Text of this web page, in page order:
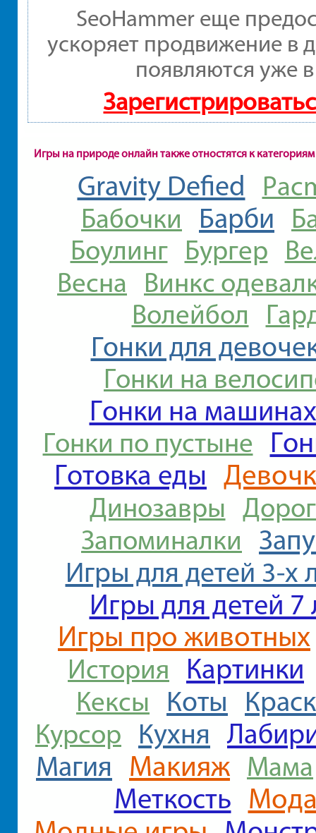
SeoHammer еще
ускоряет продвижение в
появляются уже
Игры на природе онлайн также отностятся к категориям
Gravity Defied
Бабочки
Барби
Боулинг Бургер
Весна
Винкс
Волейбол
Гонки для
Гонки на
Гонки на машинах
Гонки по пустыне
Готовка еды
Динозавры
Запоминалки
Игры для детей 3-х
Игры для детей 7
Игры про животных
История Картинки
Кексы Коты
Курсор Кухня
Магия Макияж Мама
Меткость